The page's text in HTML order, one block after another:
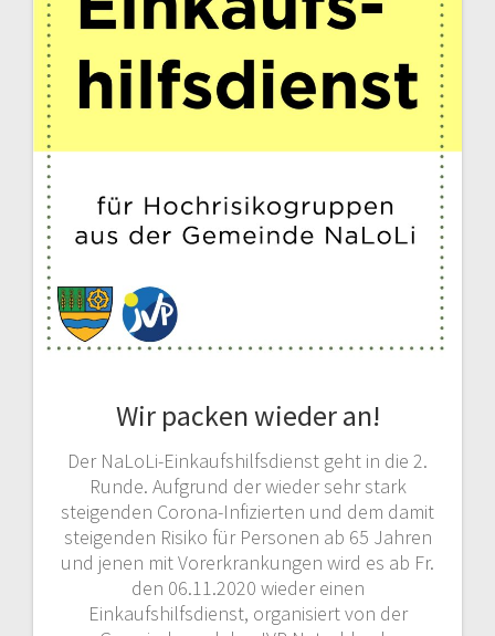
Wir packen wieder an!
Der NaLoLi-Einkaufshilfsdienst geht in die 2.
Runde. Aufgrund der wieder sehr stark
steigenden Corona-Infizierten und dem damit
steigenden Risiko für Personen ab 65 Jahren
und jenen mit Vorerkrankungen wird es ab Fr.
den 06.11.2020 wieder einen
Einkaufshilfsdienst, organisiert von der